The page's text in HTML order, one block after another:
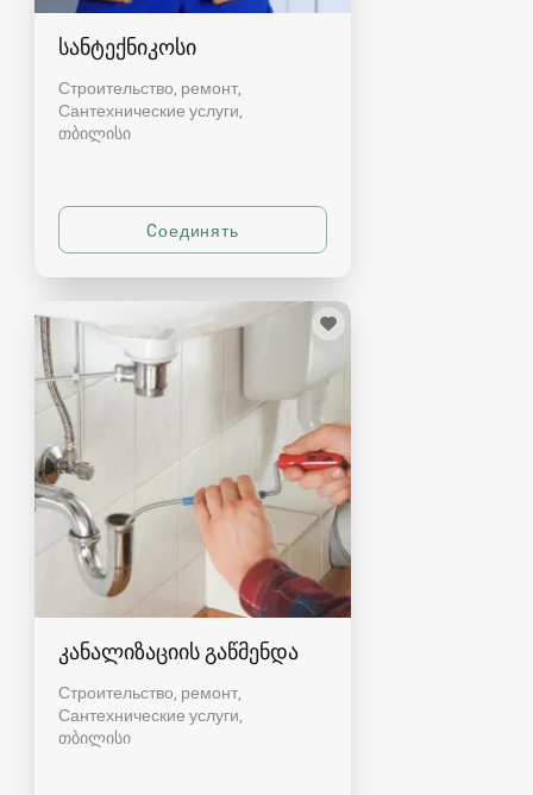
სანტექნიკოსი
Строительство, ремонт,
Сантехнические услуги
თბილისი
კანალიზაციის გაწმენდა
Строительство, ремонт,
Сантехнические услуги
თბილისი